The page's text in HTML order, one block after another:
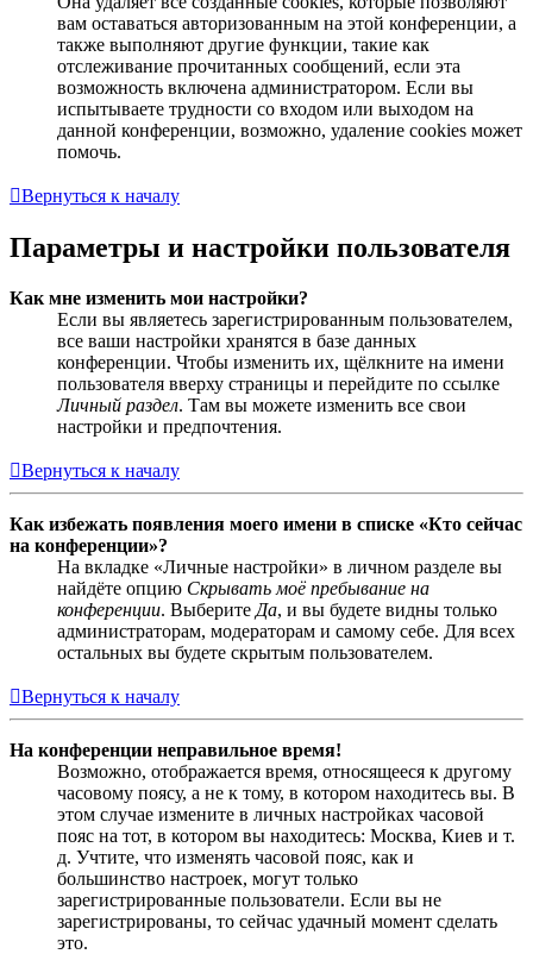
вам оставаться авторизованным на этой конференции, а
также выполняют другие функции, такие как
отслеживание прочитанных сообщений, если эта
возможность включена администратором. Если вы
испытываете трудности со входом или выходом на
данной конференции, возможно, удаление cookies может
помочь.
Вернуться к началу
Параметры и настройки пользователя
Как мне изменить мои настройки?
Если вы являетесь зарегистрированным пользователем,
все ваши настройки хранятся в базе данных
конференции. Чтобы изменить их, щёлкните на имени
пользователя вверху страницы и перейдите по ссылке
Личный раздел. Там вы можете изменить все свои
настройки и предпочтения.
Вернуться к началу
Как избежать появления моего имени в списке «Кто сейчас
на конференции»?
На вкладке «Личные настройки» в личном разделе вы
найдёте опцию Скрывать моё пребывание на
конференции. Выберите Да, и вы будете видны только
администраторам, модераторам и самому себе. Для всех
остальных вы будете скрытым пользователем.
Вернуться к началу
На конференции неправильное время!
Возможно, отображается время, относящееся к другому
часовому поясу, а не к тому, в котором находитесь вы. В
этом случае измените в личных настройках часовой
пояс на тот, в котором вы находитесь: Москва, Киев и т.
д. Учтите, что изменять часовой пояс, как и
большинство настроек, могут только
зарегистрированные пользователи. Если вы не
зарегистрированы, то сейчас удачный момент сделать
это.